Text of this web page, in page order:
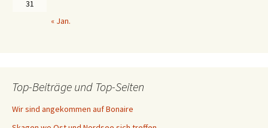
31
« Jan.
Top-Beiträge und Top-Seiten
Wir sind angekommen auf Bonaire